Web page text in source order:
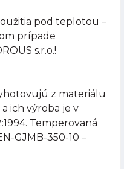
pod teplotou –
prípade
s.r.o.!
z materiálu
ich výroba je v
Temperovaná
GJMB-350-10 –